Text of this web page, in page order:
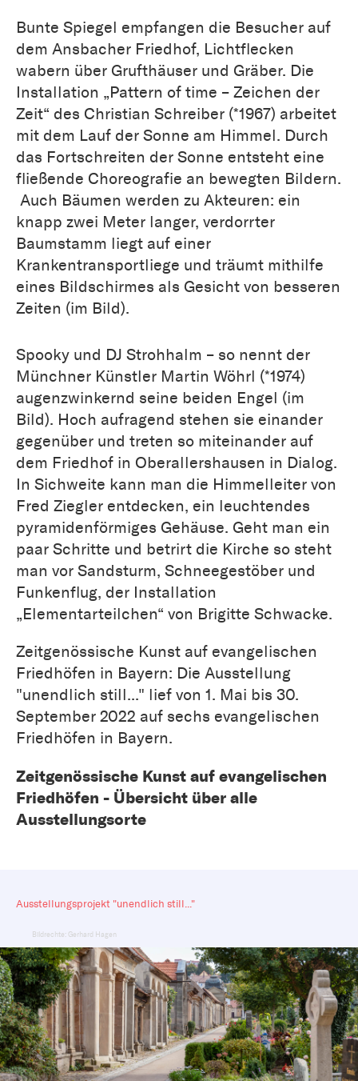
Bunte Spiegel empfangen die Besucher auf
dem Ansbacher Friedhof, Lichtflecken
wabern über Grufthäuser und Gräber. Die
Installation „Pattern of time – Zeichen der
Zeit“ des Christian Schreiber (*1967) arbeitet
mit dem Lauf der Sonne am Himmel. Durch
das Fortschreiten der Sonne entsteht eine
fließende Choreografie an bewegten Bildern.
Auch Bäumen werden zu Akteuren: ein
knapp zwei Meter langer, verdorrter
Baumstamm liegt auf einer
Krankentransportliege und träumt mithilfe
eines Bildschirmes als Gesicht von besseren
Zeiten (im Bild).
Spooky und DJ Strohhalm – so nennt der
Münchner Künstler Martin Wöhrl (*1974)
augenzwinkernd seine beiden Engel (im
Bild). Hoch aufragend stehen sie einander
gegenüber und treten so miteinander auf
dem Friedhof in Oberallershausen in Dialog.
In Sichweite kann man die Himmelleiter von
Fred Ziegler entdecken, ein leuchtendes
pyramidenförmiges Gehäuse. Geht man ein
paar Schritte und betrirt die Kirche so steht
man vor Sandsturm, Schneegestöber und
Funkenflug, der Installation
„Elementarteilchen“ von Brigitte Schwacke.
Zeitgenössische Kunst auf evangelischen
Friedhöfen in Bayern: Die Ausstellung
"unendlich still..." lief von 1. Mai bis 30.
September 2022 auf sechs evangelischen
Friedhöfen in Bayern.
Zeitgenössische Kunst auf evangelischen
Friedhöfen - Übersicht über alle
Ausstellungsorte
Ausstellungsprojekt "unendlich still..."
Bildrechte: Gerhard Hagen